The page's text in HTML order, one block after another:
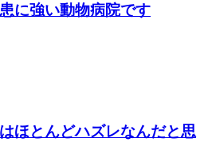
に強い動物病院です
ほとんどハズレなんだと思